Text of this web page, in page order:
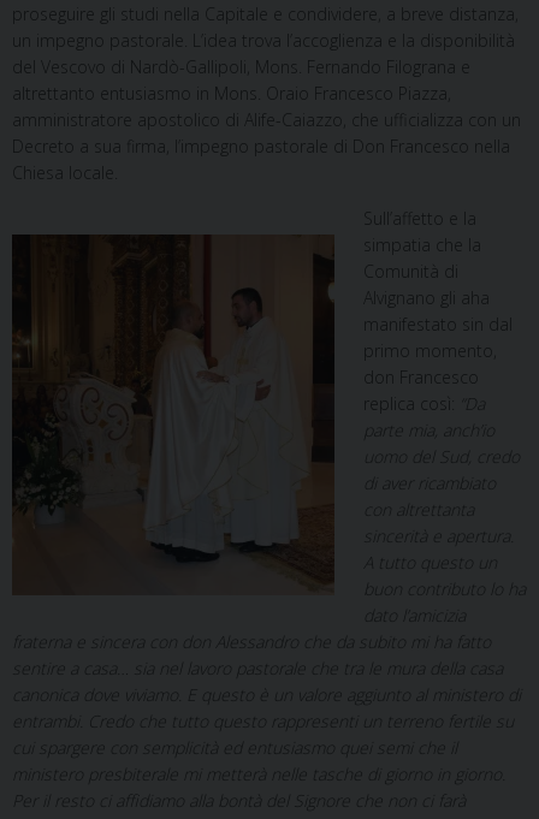
proseguire gli studi nella Capitale e condividere, a breve distanza,
un impegno pastorale. L’idea trova l’accoglienza e la disponibilità
del Vescovo di Nardò-Gallipoli, Mons. Fernando Filograna e
altrettanto entusiasmo in Mons. Oraio Francesco Piazza,
amministratore apostolico di Alife-Caiazzo, che ufficializza con un
Decreto a sua firma, l’impegno pastorale di Don Francesco nella
Chiesa locale.
ull’affetto e la
simpatia che la
Comunità di
Alvignano gli aha
manifestato sin dal
primo momento,
don Francesco
replica così: